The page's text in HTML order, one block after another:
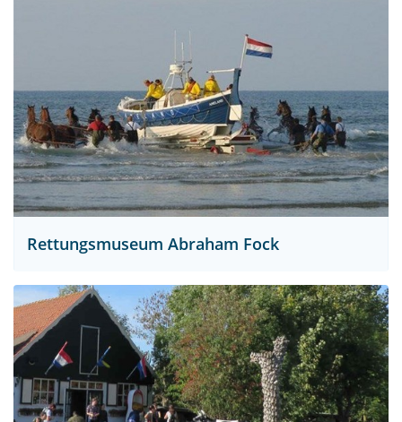
Rettungsmuseum Abraham Fock